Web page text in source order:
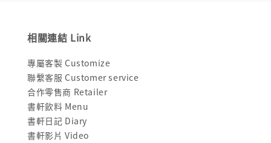
相關連結 Link
專屬客製 Customize
聯繫客服 Customer service
合作零售商 Retailer
書軒飲料 Menu
書軒日記 Diary
書軒影片 Video